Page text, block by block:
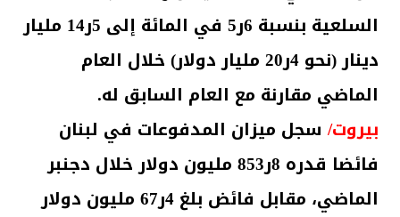
السلعية بنسبة 6ر5 في المائة إلى 5ر14 مليار
دينار (نحو 4ر20 مليار دولار) خلال العام
الماضي مقارنة مع العام السابق له.
بيروت/سجل ميزان المدفوعات في لبنان
فائضا قدره 8ر853 مليون دولار خلال دجنبر
الماضي، مقابل فائض بلغ 4ر67 مليون دولار